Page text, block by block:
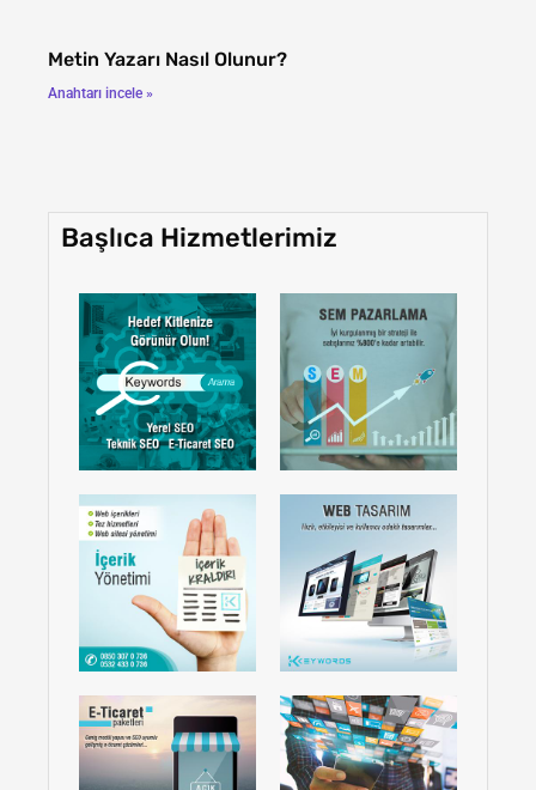
Metin Yazarı Nasıl Olunur?
Anahtarı incele »
Başlıca Hizmetlerimiz